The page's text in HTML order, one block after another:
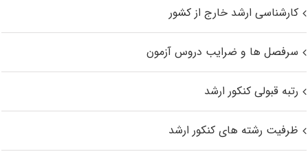
کارشناسی ارشد خارج از کشور
سرفصل ها و ضرایب دروس آزمون
رتبه قبولی کنکور ارشد
ظرفیت رشته های کنکور ارشد